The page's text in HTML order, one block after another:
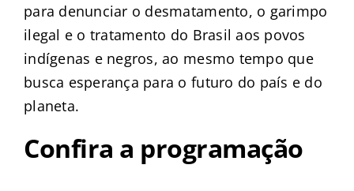
para denunciar o desmatamento, o garimpo
ilegal e o tratamento do Brasil aos povos
indígenas e negros, ao mesmo tempo que
busca esperança para o futuro do país e do
planeta.
Confira a programação